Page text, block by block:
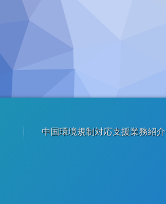
中国環境規制対応支援業務紹介